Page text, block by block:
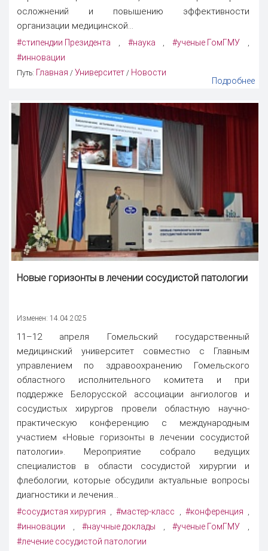
осложнений и повышению эффективности
организации медицинской...
#стипендии Президента , #наука ,#ученые ГомГМУ ,
#инновации
Путь: Главная / Университет / Новости
Подробнее
Новые горизонты в лечении сосудистой патологии
Изменен: 14.04.2025
11–12 апреля Гомельский государственный
медицинский университет совместно с Главным
управлением по здравоохранению Гомельского
областного исполнительного комитета и при
поддержке Белорусской ассоциации ангиологов и
сосудистых хирургов провели областную научно-
практическую конференцию с международным
участием «Новые горизонты в лечении сосудистой
патологии». Мероприятие собрало ведущих
специалистов в области сосудистой хирургии и
флебологии, которые обсудили актуальные вопросы
диагностики и лечения...
#сосудистая хирургия ,#мастер-класс , #конференция ,
#инновации ,#научные доклады ,#ученые ГомГМУ ,
#лечение сосудистой патологии